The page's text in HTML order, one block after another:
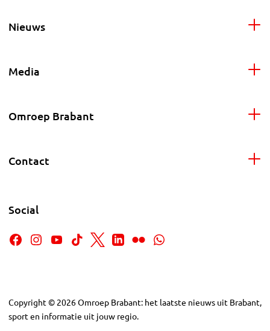
Nieuws
Media
Omroep Brabant
Contact
Social
Copyright © 2026Omroep Brabant: het laatste nieuws uit Brabant,
sport en informatie uit jouw regio.